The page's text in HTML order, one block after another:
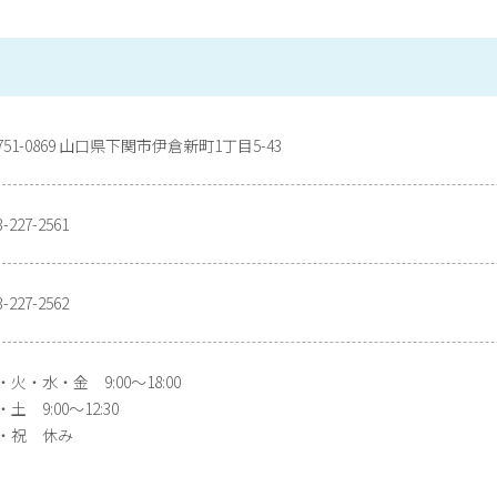
0869 山口県下関市伊倉新町1丁目5-43
227-2561
227-2562
火・水・金 9:00〜18:00
土 9:00〜12:30
祝 休み